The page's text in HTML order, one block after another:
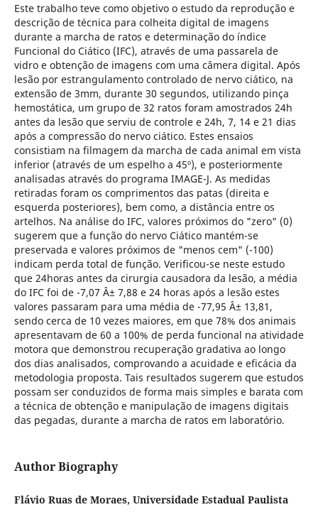
Este trabalho teve como objetivo o estudo da reprodução e
descrição de técnica para colheita digital de imagens
durante a marcha de ratos e determinação do índice
Funcional do Ciático (IFC), através de uma passarela de
vidro e obtenção de imagens com uma câmera digital. Após
lesão por estrangulamento controlado de nervo ciático, na
extensão de 3mm, durante 30 segundos, utilizando pinça
hemostática, um grupo de 32 ratos foram amostrados 24h
antes da lesão que serviu de controle e 24h, 7, 14 e 21 dias
após a compressão do nervo ciático. Estes ensaios
consistiam na filmagem da marcha de cada animal em vista
inferior (através de um espelho a 45º), e posteriormente
analisadas através do programa IMAGE-J. As medidas
retiradas foram os comprimentos das patas (direita e
esquerda posteriores), bem como, a distância entre os
artelhos. Na análise do IFC, valores próximos do "zero" (0)
sugerem que a função do nervo Ciático mantém-se
preservada e valores próximos de "menos cem" (-100)
indicam perda total de função. Verificou-se neste estudo
que 24horas antes da cirurgia causadora da lesão, a média
do IFC foi de -7,07 Â± 7,88 e 24 horas após a lesão estes
valores passaram para uma média de -77,95 Â± 13,81,
sendo cerca de 10 vezes maiores, em que 78% dos animais
apresentavam de 60 a 100% de perda funcional na atividade
motora que demonstrou recuperação gradativa ao longo
dos dias analisados, comprovando a acuidade e eficácia da
metodologia proposta. Tais resultados sugerem que estudos
possam ser conduzidos de forma mais simples e barata com
a técnica de obtenção e manipulação de imagens digitais
das pegadas, durante a marcha de ratos em laboratório.
Author Biography
Flávio Ruas de Moraes, Universidade Estadual Paulista